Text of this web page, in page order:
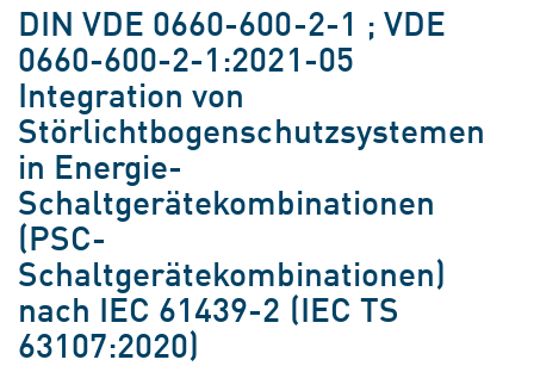
DIN VDE 0660-600-2-1 ; VDE
0660-600-2-1:2021-05
Integration von
Störlichtbogenschutzsystemen
in Energie-
Schaltgerätekombinationen
(PSC-
Schaltgerätekombinationen)
nach IEC 61439-2 (IEC TS
63107:2020)